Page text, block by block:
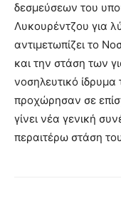
δεσμεύσεων του
Λυκουρέντζου για
αντιμετωπίζει το
και την στάση των
νοσηλευτικό
προχώρησαν σε
γίνει νέα γενική
περαιτέρω στάση